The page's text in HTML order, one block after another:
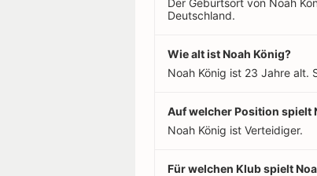
Deutschland.
Wie alt ist Noah König?
Noah König ist 23 Jahre alt.
Auf welcher Position spielt
Noah König ist Verteidiger.
Für welchen Klub spielt